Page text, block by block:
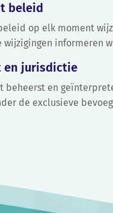
beleid
op elk moment
informeren
en jurisdictie
en
de exclusieve